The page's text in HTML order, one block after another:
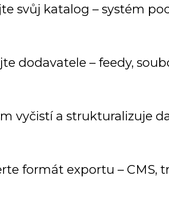
svůj katalog – systém
dodavatele – feedy,
vyčistí a strukturalizuje
formát exportu – CMS,